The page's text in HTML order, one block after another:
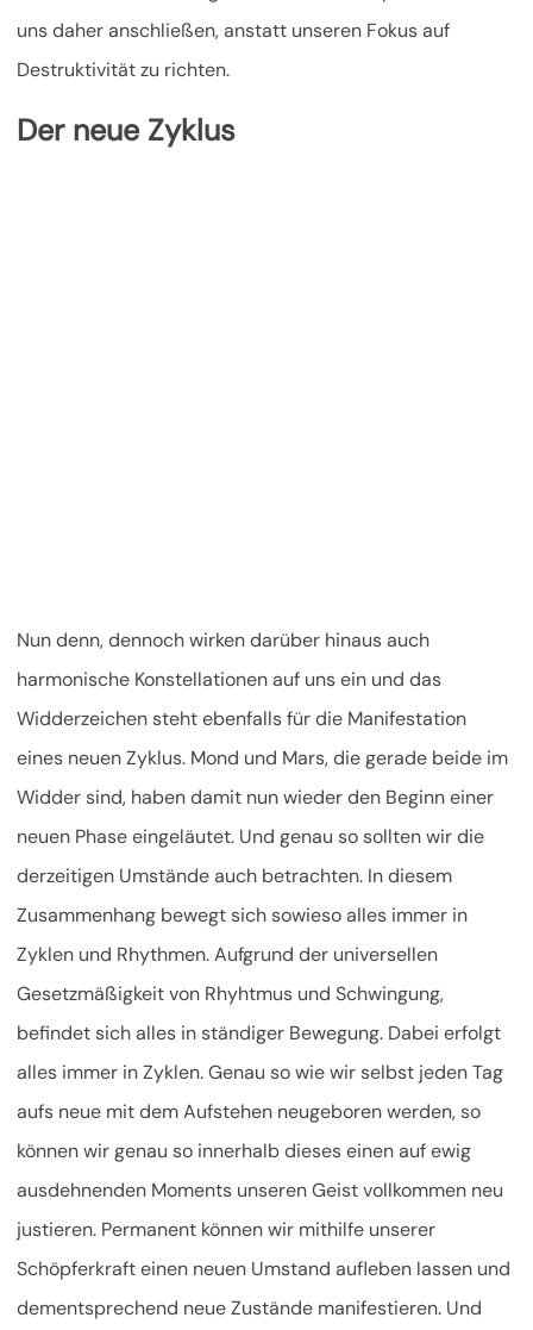
uns daher anschließen, anstatt unseren Fokus auf
Destruktivität zu richten.
Der neue Zyklus
Nun denn, dennoch wirken darüber hinaus auch
harmonische Konstellationen auf uns ein und das
Widderzeichen steht ebenfalls für die Manifestation
eines neuen Zyklus. Mond und Mars, die gerade beide im
Widder sind, haben damit nun wieder den Beginn einer
neuen Phase eingeläutet. Und genau so sollten wir die
derzeitigen Umstände auch betrachten. In diesem
Zusammenhang bewegt sich sowieso alles immer in
Zyklen und Rhythmen. Aufgrund der universellen
Gesetzmäßigkeit von Rhyhtmus und Schwingung,
befindet sich alles in ständiger Bewegung. Dabei erfolgt
alles immer in Zyklen. Genau so wie wir selbst jeden Tag
aufs neue mit dem Aufstehen neugeboren werden, so
können wir genau so innerhalb dieses einen auf ewig
ausdehnenden Moments unseren Geist vollkommen neu
justieren. Permanent können wir mithilfe unserer
Schöpferkraft einen neuen Umstand aufleben lassen und
dementsprechend neue Zustände manifestieren. Und